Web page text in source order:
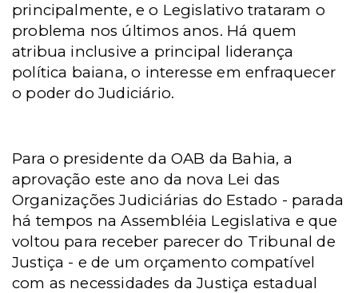
principalmente, e o Legislativo trataram o
problema nos últimos anos. Há quem
atribua inclusive a principal liderança
política baiana, o interesse em enfraquecer
o poder do Judiciário.
Para o presidente da OAB da Bahia, a
aprovação este ano da nova Lei das
Organizações Judiciárias do Estado - parada
há tempos na Assembléia Legislativa e que
voltou para receber parecer do Tribunal de
Justiça - e de um orçamento compatível
com as necessidades da Justiça estadual